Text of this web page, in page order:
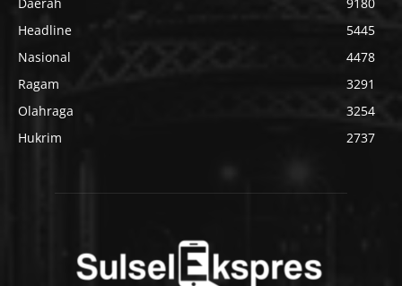
Headline
5445
Nasional
4478
Ragam
3291
Olahraga
3254
Hukrim
2737